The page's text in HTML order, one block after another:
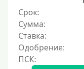
Для мужчин
Женский займ
Мамам в декрете
Без прописки
Срок:
Сумма:
Ставка:
Одобрение: